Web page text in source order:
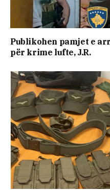
Publikohen pamjet e
për krime lufte, J.R.